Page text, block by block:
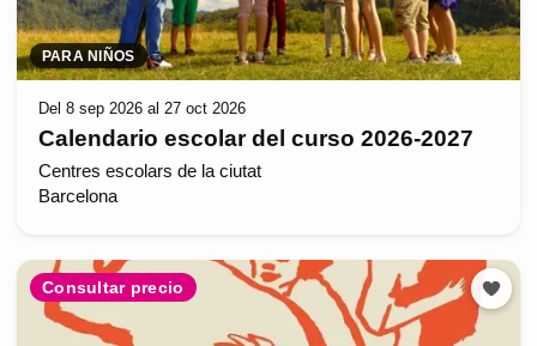
PARA NIÑOS
Del 8 sep 2026 al 27 oct 2026
Calendario escolar del curso 2026-2027
Centres escolars de la ciutat
Barcelona
Consultar precio